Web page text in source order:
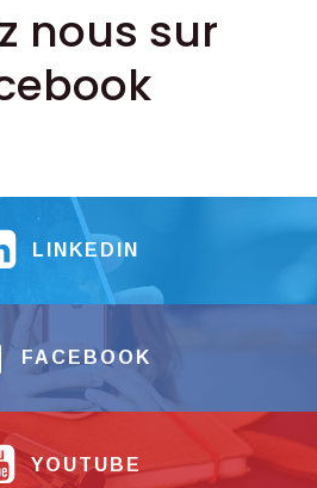
nous sur
LINKEDIN
FACEBOOK
YOUTUBE